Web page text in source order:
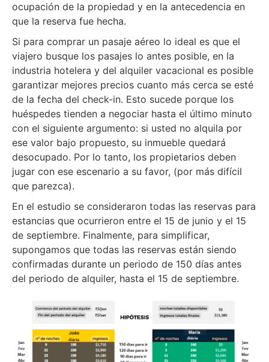
ocupación de la propiedad y en la antecedencia en
que la reserva fue hecha.
Si para comprar un pasaje aéreo lo ideal es que el
viajero busque los pasajes lo antes posible, en la
industria hotelera y del alquiler vacacional es posible
garantizar mejores precios cuanto más cerca se esté
de la fecha del check-in. Esto sucede porque los
huéspedes tienden a negociar hasta el último minuto
con el siguiente argumento: si usted no alquila por
ese valor bajo propuesto, su inmueble quedará
desocupado. Por lo tanto, los propietarios deben
jugar con ese escenario a su favor, (por más difícil
que parezca).
En el estudio se consideraron todas las reservas para
estancias que ocurrieron entre el 15 de junio y el 15
de septiembre. Finalmente, para simplificar,
supongamos que todas las reservas están siendo
confirmadas durante un periodo de 150 días antes
del periodo de alquiler, hasta el 15 de septiembre.